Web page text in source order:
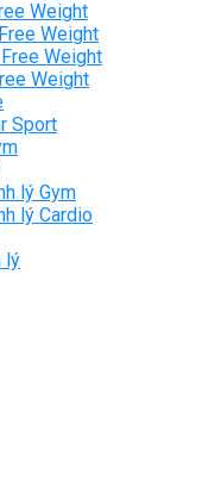
Weight
Weight
Weight
Weight
Sport
lý Gym
lý Cardio
lý